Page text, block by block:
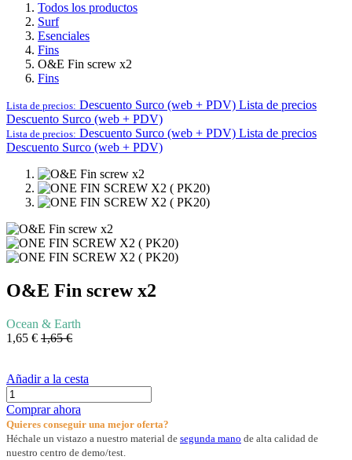
Todos los productos
Surf
Esenciales
Fins
O&E Fin screw x2
Fins
Lista de precios: Descuento Surco (web + PDV) Lista de precios
Descuento Surco (web + PDV)
Lista de precios: Descuento Surco (web + PDV) Lista de precios
Descuento Surco (web + PDV)
O&E Fin screw x2
Ocean & Earth
1,65 € 1,65€
Añadir a la cesta
Comprar ahora
Quieres conseguir una mejor oferta?
Héchale un vistazo a nuestro material de segunda mano de alta calidad de
nuestro centro de demo/test.